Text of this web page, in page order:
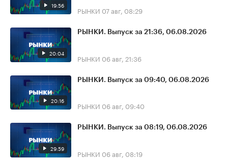
19:56 РЫНКИ 07 авг, 08:29
20:04
РЫНКИ. Выпуск за 21:36, 06.08.2026
РЫНКИ 06 авг, 21:36
20:16
РЫНКИ. Выпуск за 09:40, 06.08.2026
РЫНКИ 06 авг, 09:40
29:59
РЫНКИ. Выпуск за 08:19, 06.08.2026
РЫНКИ 06 авг, 08:19